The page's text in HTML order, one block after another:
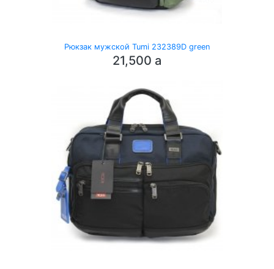
Рюкзак мужской Tumi 232389D green
21,500 a